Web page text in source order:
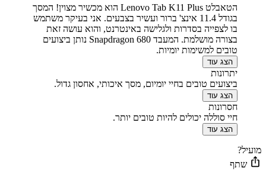
הטאבלט Lenovo Tab K11 Plus הוא מכשיר מצוין! המסך
בגודל 11.4 אינצ' ברור ועשיר בצבעים. אני בעיקר משתמש
בו לצפייה בסדרות ולגלישה באינטרנט, והוא עושה זאת
בצורה מושלמת. המעבד Snapdragon 680 נותן ביצועים
טובים למשימות יומיות.
הצג עוד
יתרונות
ביצועים טובים בחיי יומיום, מסך איכותי, אחסון גדול.
הצג עוד
חסרונות
חיי סוללה יכולים להיות טובים יותר.
הצג עוד
מועיל?
שתף